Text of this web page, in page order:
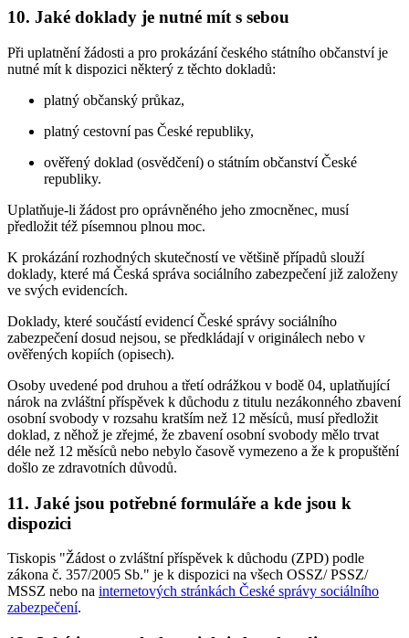
10. Jaké doklady je nutné mít s sebou
Při uplatnění žádosti a pro prokázání českého státního občanství je
nutné mít k dispozici některý z těchto dokladů:
platný občanský průkaz,
platný cestovní pas České republiky,
ověřený doklad (osvědčení) o státním občanství České
republiky.
Uplatňuje-li žádost pro oprávněného jeho zmocněnec, musí
předložit též písemnou plnou moc.
K prokázání rozhodných skutečností ve většině případů slouží
doklady, které má Česká správa sociálního zabezpečení již založeny
ve svých evidencích.
Doklady, které součástí evidencí České správy sociálního
zabezpečení dosud nejsou, se předkládají v originálech nebo v
ověřených kopiích (opisech).
Osoby uvedené pod druhou a třetí odrážkou v bodě 04, uplatňující
nárok na zvláštní příspěvek k důchodu z titulu nezákonného zbavení
osobní svobody v rozsahu kratším než 12 měsíců, musí předložit
doklad, z něhož je zřejmé, že zbavení osobní svobody mělo trvat
déle než 12 měsíců nebo nebylo časově vymezeno a že k propuštění
došlo ze zdravotních důvodů.
11. Jaké jsou potřebné formuláře a kde jsou k
dispozici
Tiskopis "Žádost o zvláštní příspěvek k důchodu (ZPD) podle
zákona č. 357/2005 Sb." je k dispozici na všech OSSZ/ PSSZ/
MSSZ nebo na internetových stránkách České správy sociálního
zabezpečení.